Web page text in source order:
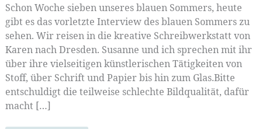
Schon Woche sieben unseres blauen Sommers, heute
gibt es das vorletzte Interview des blauen Sommers zu
sehen. Wir reisen in die kreative Schreibwerkstatt von
Karen nach Dresden. Susanne und ich sprechen mit ihr
über ihre vielseitigen künstlerischen Tätigkeiten von
Stoff, über Schrift und Papier bis hin zum Glas.Bitte
entschuldigt die teilweise schlechte Bildqualität, dafür
macht […]